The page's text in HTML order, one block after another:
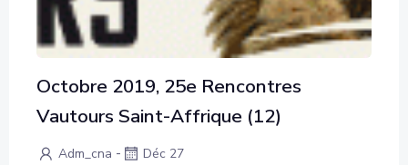
Octobre 2019, 25e Rencontres
Vautours Saint-Affrique (12)
Adm_cna - Déc 27